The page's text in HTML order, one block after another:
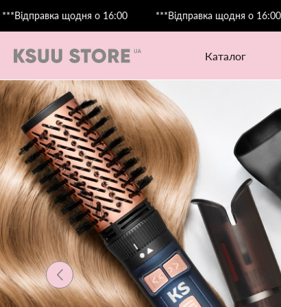
о 16:00 ***Відправка щодня о 16:00
каталог